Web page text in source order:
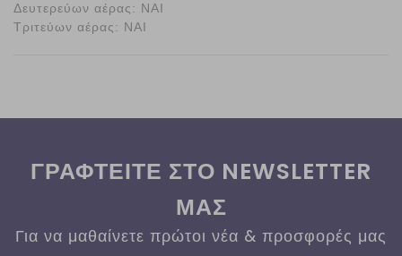
Δευτερεύων αέρας: ΝΑΙ
Τριτεύων αέρας: ΝΑΙ
ΓΡΑΦΤΕΙΤΕ ΣΤΟ NEWSLETTER
ΜΑΣ
Για να μαθαίνετε πρώτοι νέα & προσφορές μας